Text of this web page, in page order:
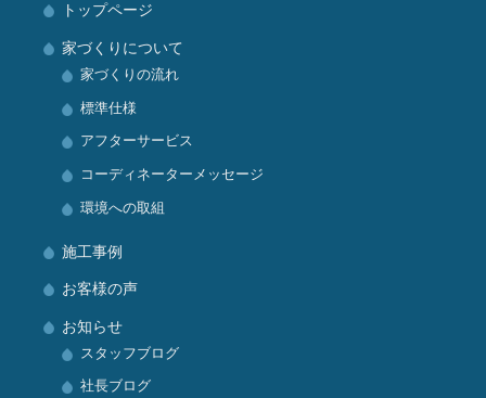
トップページ
家づくりについて
家づくりの流れ
標準仕様
アフターサービス
コーディネーターメッセージ
環境への取組
施工事例
お客様の声
お知らせ
スタッフブログ
社長ブログ